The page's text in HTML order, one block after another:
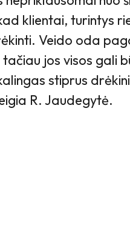
klientai, turintys
Veido oda
jos visos gali
stiprus
R. Jaudegytė.